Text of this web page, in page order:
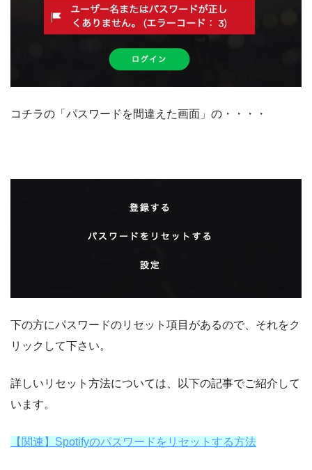
コチラの「パスワードを間違えた画面」の・・・・
下の方にパスワードのリセット項目があるので、それをク
リックして下さい。
詳しいリセット方法については、以下の記事でご紹介して
います。
【関連】Spotifyのパスワードをリセットする方法